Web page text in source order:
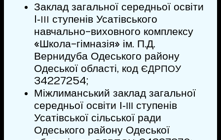
Заклад загальної середньої освіти
I‑III ступенів Усатівського
навчально-виховного комплексу
«Школа-гімназія» ім. П.Д.
Вернидуба Одеського району
Одеської області, код ЄДРПОУ
34227254;
Міжлиманський заклад загальної
середньої освіти І‑ІІІ ступенів
Усатівської сільської ради
Одеського району Одеської